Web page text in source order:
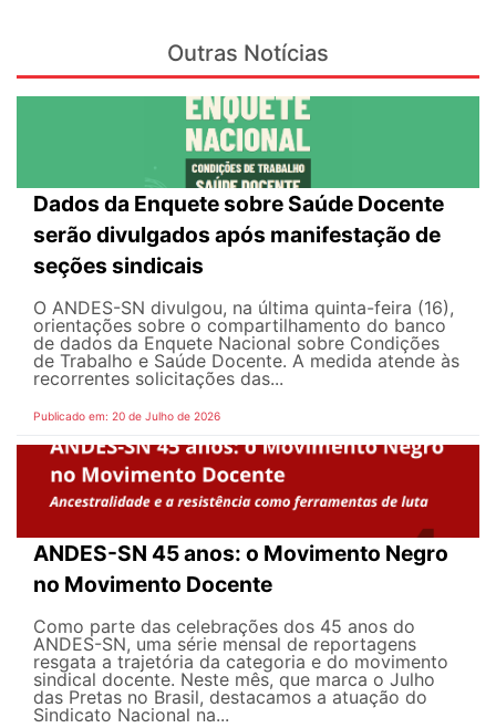
Outras Notícias
Dados da Enquete sobre Saúde Docente
serão divulgados após manifestação de
seções sindicais
O ANDES-SN divulgou, na última quinta-feira (16),
orientações sobre o compartilhamento do banco
de dados da Enquete Nacional sobre Condições
de Trabalho e Saúde Docente. A medida atende às
recorrentes solicitações das...
Publicado em: 20 de Julho de 2026
ANDES-SN 45 anos: o Movimento Negro
no Movimento Docente
Como parte das celebrações dos 45 anos do
ANDES-SN, uma série mensal de reportagens
resgata a trajetória da categoria e do movimento
sindical docente. Neste mês, que marca o Julho
das Pretas no Brasil, destacamos a atuação do
Sindicato Nacional na...